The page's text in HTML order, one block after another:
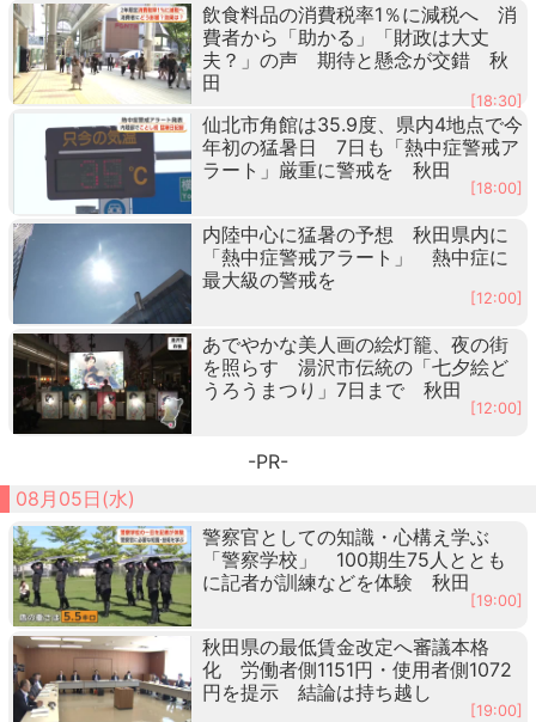
飲食料品の消費税率1％に減税へ 消
費者から「助かる」「財政は大丈
夫？」の声 期待と懸念が交錯 秋
田
[18:30]
仙北市角館は35.9度、県内4地点で今
年初の猛暑日 7日も「熱中症警戒ア
ラート」厳重に警戒を 秋田
[18:00]
内陸中心に猛暑の予想 秋田県内に
「熱中症警戒アラート」 熱中症に
最大級の警戒を
[12:00]
あでやかな美人画の絵灯籠、夜の街
を照らす 湯沢市伝統の「七夕絵ど
うろうまつり」7日まで 秋田
[12:00]
-PR-
08月05日(水)
警察官としての知識・心構え学ぶ
「警察学校」 100期生75人ととも
に記者が訓練などを体験 秋田
[19:00]
秋田県の最低賃金改定へ審議本格
化 労働者側1151円・使用者側1072
円を提示 結論は持ち越し
[19:00]